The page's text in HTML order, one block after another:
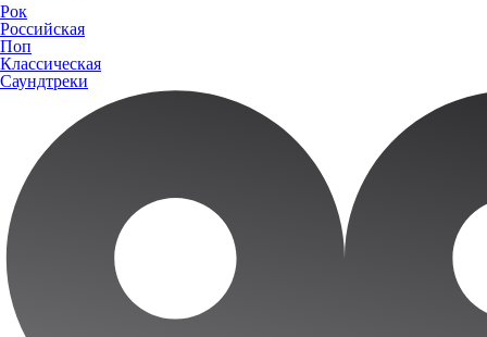
Рок
Российская
Поп
Классическая
Саундтреки